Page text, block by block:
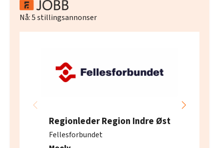
Nå:5stillingsannonser
Regionleder Region Indre Øst
Fellesforbundet